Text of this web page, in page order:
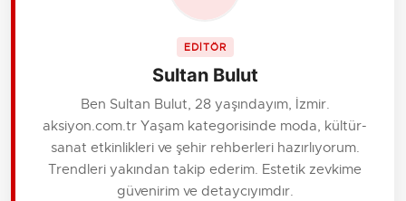
EDİTÖR
Sultan Bulut
Ben Sultan Bulut, 28 yaşındayım, İzmir.
aksiyon.com.tr Yaşam kategorisinde moda, kültür-
sanat etkinlikleri ve şehir rehberleri hazırlıyorum.
Trendleri yakından takip ederim. Estetik zevkime
güvenirim ve detaycıyımdır.